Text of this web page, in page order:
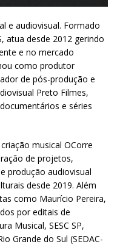
e audiovisual. Formado
atua desde 2012 gerindo
e no mercado
como produtor
de pós-produção e
Preto Filmes,
e séries
musical OCorre
de projetos,
produção audiovisual
desde 2019. Além
como Maurício Pereira,
por editais de
Musical, SESC SP,
Grande do Sul (SEDAC-